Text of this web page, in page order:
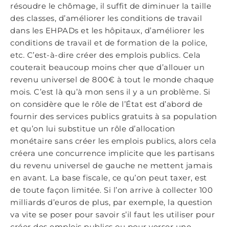
résoudre le chômage, il suffit de diminuer la taille
des classes, d’améliorer les conditions de travail
dans les EHPADs et les hôpitaux, d’améliorer les
conditions de travail et de formation de la police,
etc. C’est-à-dire créer des emplois publics. Cela
couterait beaucoup moins cher que d’allouer un
revenu universel de 800€ à tout le monde chaque
mois. C’est là qu’à mon sens il y a un problème. Si
on considère que le rôle de l’État est d’abord de
fournir des services publics gratuits à sa population
et qu’on lui substitue un rôle d’allocation
monétaire sans créer les emplois publics, alors cela
créera une concurrence implicite que les partisans
du revenu universel de gauche ne mettent jamais
en avant. La base fiscale, ce qu’on peut taxer, est
de toute façon limitée. Si l’on arrive à collecter 100
milliards d’euros de plus, par exemple, la question
va vite se poser pour savoir s’il faut les utiliser pour